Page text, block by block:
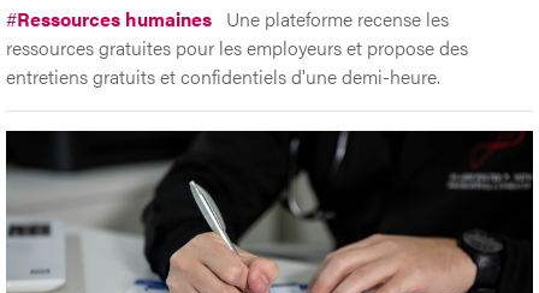
#Ressources humaines Une plateforme recense les
ressources gratuites pour les employeurs et propose des
entretiens gratuits et confidentiels d'une demi-heure.